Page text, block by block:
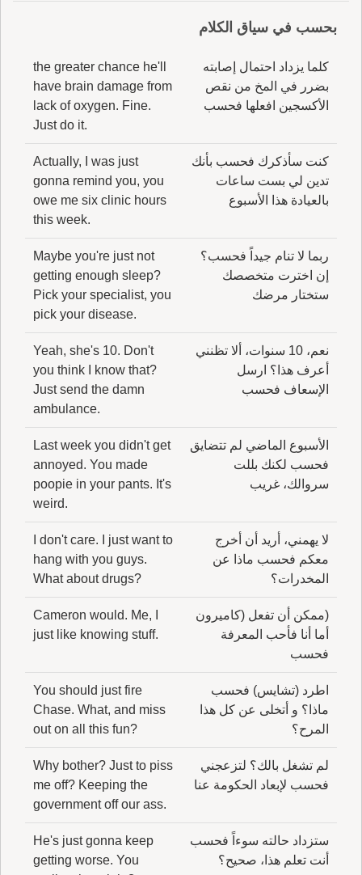
بحسب في سياق الكلام
كلما يزداد احتمال إصابته
بضرر في المخ من نقص
الأكسجين افعلها فحسب
the greater chance he'll
have brain damage from
lack of oxygen. Fine.
Just do it.
كنت سأذكرك فحسب بأنك
تدين لي بست ساعات
بالعيادة هذا الأسبوع
Actually, I was just
gonna remind you, you
owe me six clinic hours
this week.
ربما لا تنام جيداً فحسب؟
إن اخترت متخصصك
ستختار مرضك
Maybe you're just not
getting enough sleep?
Pick your specialist, you
pick your disease.
نعم، 10 سنوات، ألا تظنني
أعرف هذا؟ ارسل
الإسعاف فحسب
Yeah, she's 10. Don't
you think I know that?
Just send the damn
ambulance.
الأسبوع الماضي لم تتضايق
فحسب لكنك بللت
سروالك، غريب
Last week you didn't get
annoyed. You made
poopie in your pants. It's
weird.
لا يهمني، أريد أن أخرج
معكم فحسب ماذا عن
المخدرات؟
I don't care. I just want to
hang with you guys.
What about drugs?
(ممكن أن تفعل (كاميرون
أما أنا فأحب المعرفة
فحسب
Cameron would. Me, I
just like knowing stuff.
اطرد (تشايس) فحسب
ماذا؟ و أتخلى عن كل هذا
المرح؟
You should just fire
Chase. What, and miss
out on all this fun?
لم تشغل بالك؟ لتزعجني
فحسب لإبعاد الحكومة عنا
Why bother? Just to piss
me off? Keeping the
government off our ass.
ستزداد حالته سوءاً فحسب
أنت تعلم هذا، صحيح؟
He's just gonna keep
getting worse. You